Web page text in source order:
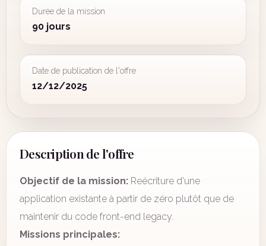
Durée de la mission
90 jours
Date de publication de l'offre
12/12/2025
Description de l'offre
Objectif de la mission: Reécriture d'une
application existante à partir de zéro plutôt que de
maintenir du code front-end legacy.
Missions principales: